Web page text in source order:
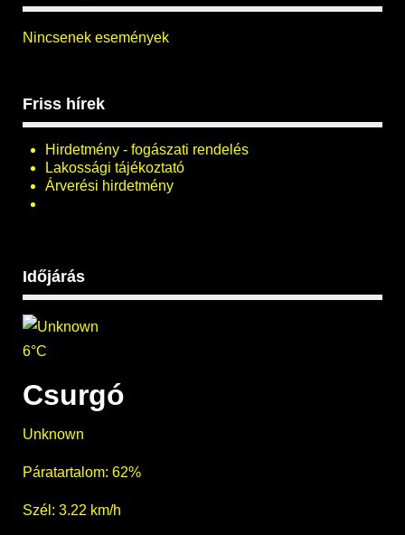
Nincsenek események
Friss hírek
Hirdetmény - fogászati rendelés
Lakossági tájékoztató
Árverési hirdetmény
Időjárás
6°C
Csurgó
Unknown
Páratartalom: 62%
Szél: 3.22 km/h